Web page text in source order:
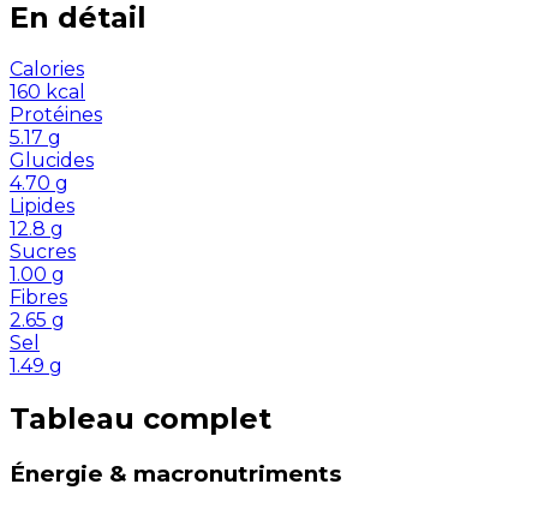
En détail
Calories
160 kcal
Protéines
5.17 g
Glucides
4.70 g
Lipides
12.8 g
Sucres
1.00 g
Fibres
2.65 g
Sel
1.49 g
Tableau complet
Énergie & macronutriments